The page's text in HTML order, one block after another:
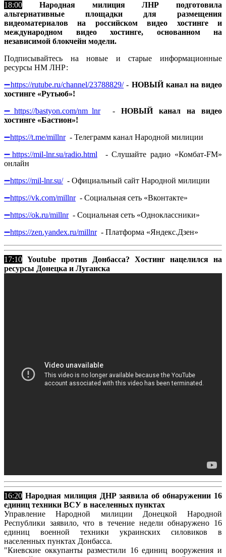
18:00
Народная милиция ЛНР подготовила
альтернативные площадки для размещения
видеоматериалов на российском видео хостинге и
международном видео хостинге, основанном на
независимой блокчейн модели.
Подписывайтесь на новые и старые информационные
ресурсы НМ ЛНР:
➖https://rutube.ru/channel/23788829/- НОВЫЙ канал на видео
хостинге «Рутьюб»!
➖ https://bastyon.com/nm_lnr- НОВЫЙ канал на видео
хостинге «Бастион»!
➖https://t.me/millnr- Телеграмм канал Народной милиции
➖ https://mil-lnr.su/radio.html- Слушайте радио «Комбат-FM»
онлайн
➖https://mil-lnr.su/- Официальный сайт Народной милиции
➖https://vk.com/millnr- Социальная сеть «Вконтакте»
➖https://ok.ru/millnr- Социальная сеть «Одноклассники»
➖https://zen.yandex.ru/millnr- Платформа «Яндекс.Дзен»
17:10 Youtube против Донбасса? Хостинг нацелился на
ресурсы Донецка и Луганска
16:20 Народная милиция ДНР заявила об обнаружении 16
единиц техники ВСУ в населенных пунктах
Управление Народной милиции Донецкой Народной
Республики заявило, что в течение недели обнаружено 16
единиц военной техники украинских силовиков в
населенных пунктах Донбасса.
"Киевские оккупанты разместили 16 единиц вооружения и